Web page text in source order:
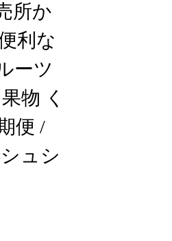
所か
利な
ーツ
物 く
便 /
ュシ